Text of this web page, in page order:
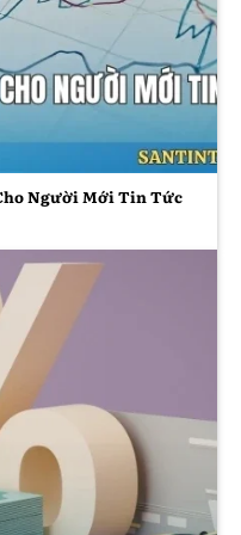
lan tỏa
thường phản ánh
hội. Tin Tức 24h
tìm kiếm nhiều,
& xu hướng, giúp
chủ đề đang tạo sức
Cho Người Mới Tin
Khoán Cho Người
Người Mới Tin Tức